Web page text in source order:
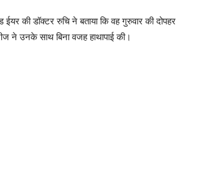
ईयर की डॉक्टर रुचि ने बताया कि वह गुरुवार की दोपहर
ने उनके साथ बिना वजह हाथापाई की।